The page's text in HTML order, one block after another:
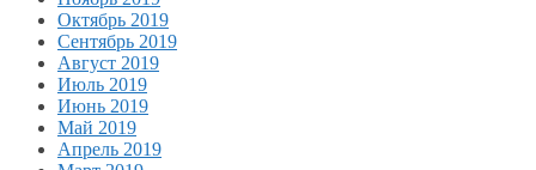
Октябрь 2019
Сентябрь 2019
Август 2019
Июль 2019
Июнь 2019
Май 2019
Апрель 2019